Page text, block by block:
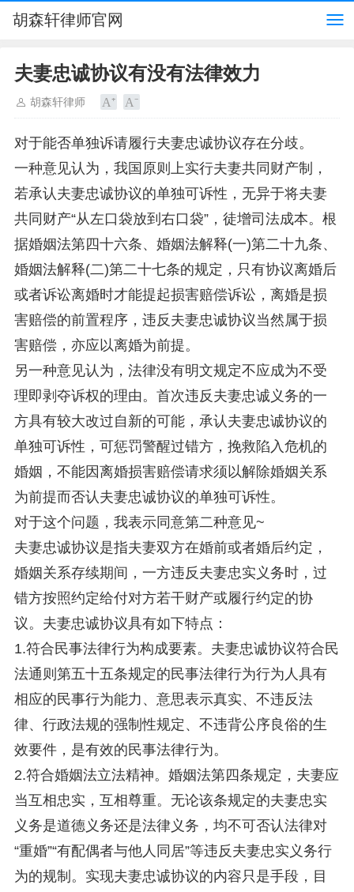
胡森轩律师官网
夫妻忠诚协议有没有法律效力
胡森轩律师
对于能否单独诉请履行夫妻忠诚协议存在分歧。
一种意见认为，我国原则上实行夫妻共同财产制，
若承认夫妻忠诚协议的单独可诉性，无异于将夫妻
共同财产“从左口袋放到右口袋”，徒增司法成本。根
据婚姻法第四十六条、婚姻法解释(一)第二十九条、
婚姻法解释(二)第二十七条的规定，只有协议离婚后
或者诉讼离婚时才能提起损害赔偿诉讼，离婚是损
害赔偿的前置程序，违反夫妻忠诚协议当然属于损
害赔偿，亦应以离婚为前提。
另一种意见认为，法律没有明文规定不应成为不受
理即剥夺诉权的理由。首次违反夫妻忠诚义务的一
方具有较大改过自新的可能，承认夫妻忠诚协议的
单独可诉性，可惩罚警醒过错方，挽救陷入危机的
婚姻，不能因离婚损害赔偿请求须以解除婚姻关系
为前提而否认夫妻忠诚协议的单独可诉性。
对于这个问题，我表示同意第二种意见~
夫妻忠诚协议是指夫妻双方在婚前或者婚后约定，
婚姻关系存续期间，一方违反夫妻忠实义务时，过
错方按照约定给付对方若干财产或履行约定的协
议。夫妻忠诚协议具有如下特点：
1.符合民事法律行为构成要素。夫妻忠诚协议符合民
法通则第五十五条规定的民事法律行为行为人具有
相应的民事行为能力、意思表示真实、不违反法
律、行政法规的强制性规定、不违背公序良俗的生
效要件，是有效的民事法律行为。
2.符合婚姻法立法精神。婚姻法第四条规定，夫妻应
当互相忠实，互相尊重。无论该条规定的夫妻忠实
义务是道德义务还是法律义务，均不可否认法律对
“重婚”“有配偶者与他人同居”等违反夫妻忠实义务行
为的规制。实现夫妻忠诚协议的内容只是手段，目